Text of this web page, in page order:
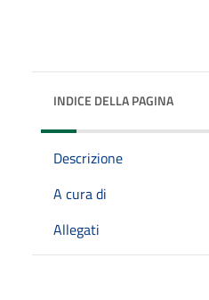
INDICE DELLA PAGINA
Descrizione
A cura di
Allegati